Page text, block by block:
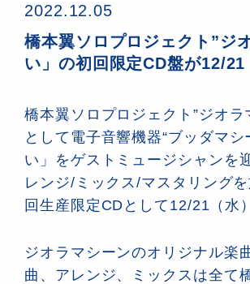
2022.12.05
橋本翼ソロプロジェクト”ジ
い」の初回限定CD盤が12/
橋本翼ソロプロジェクト”ジオ
として電子音響機器“ブッダマ
い」をゲストミュージシャンを
レンジ/ミックス/マスタリング
回生産限定CDとして12/21（水
ジオラマシーンのオリジナル楽
曲、アレンジ、ミックスは全て